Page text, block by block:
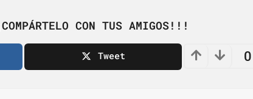
CON TUS AMIGOS!!!
0
Tweet